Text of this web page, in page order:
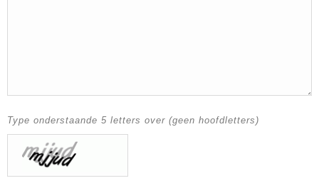
Type onderstaande 5 letters over (geen hoofdletters)